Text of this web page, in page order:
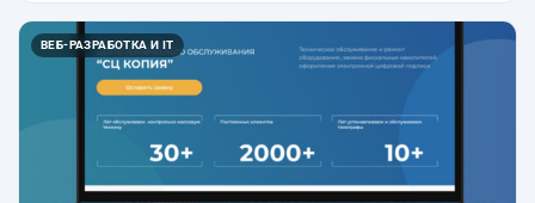
ВЕБ-РАЗРАБОТКА И IT